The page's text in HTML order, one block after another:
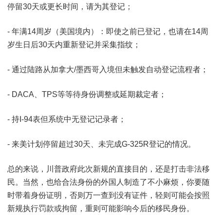
停留30天或更长时间，请为其登记；
- 年满14周岁（美国境内）：即使之前已登记，也请在14周
岁生日后30天内重新登记并采集指纹；
- 通过陆路从加拿大/墨西哥入境但未触发自动登记流程者；
- DACA、TPS等等待身份调整或延期裁定者；
- 持I-94表但系统中无登记记录者；
- 来美计划停留超过30天、未完成G-325R登记的情况。
总的来说，川普政府此次新规的直接目的，还是打击非法移
民。当然，也给合法身份的外国人制造了不小麻烦，你要随
时带着身份证明，否则万一查到没有证件，轻则可能会按照
新规执行罚款或拘留，重则可能影响今后的移民身份。